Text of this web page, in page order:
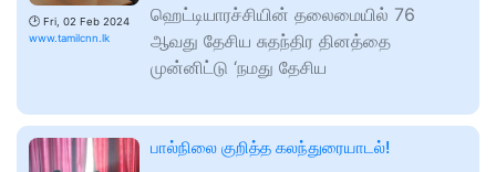
🕑 Fri, 02 Feb 2024
www.tamilcnn.lk
ஹெட்டியாரச்சியின் தலைமையில் 76
ஆவது தேசிய சுதந்திர தினத்தை
முன்னிட்டு ‘நமது தேசிய
பால்நிலை குறித்த கலந்துரையாடல்!